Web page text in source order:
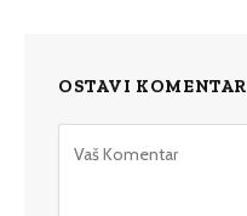
OSTAVI KOMENTAR